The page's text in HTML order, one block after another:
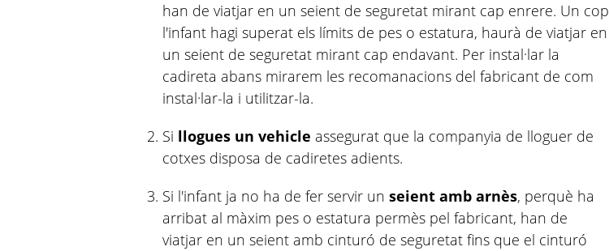
han de viatjar en un seient de seguretat mirant cap enrere. Un cop
l'infant hagi superat els límits de pes o estatura, haurà de viatjar en
un seient de seguretat mirant cap endavant. Per instal·lar la
cadireta abans mirarem les recomanacions del fabricant de com
instal·lar-la i utilitzar-la.
Si llogues un vehicle assegurat que la companyia de lloguer de
cotxes disposa de cadiretes adients.
Si l'infant ja no ha de fer servir unseient amb arnès, perquè ha
arribat al màxim pes o estatura permès pel fabricant, han de
viatjar en un seient amb cinturó de seguretat fins que el cinturó